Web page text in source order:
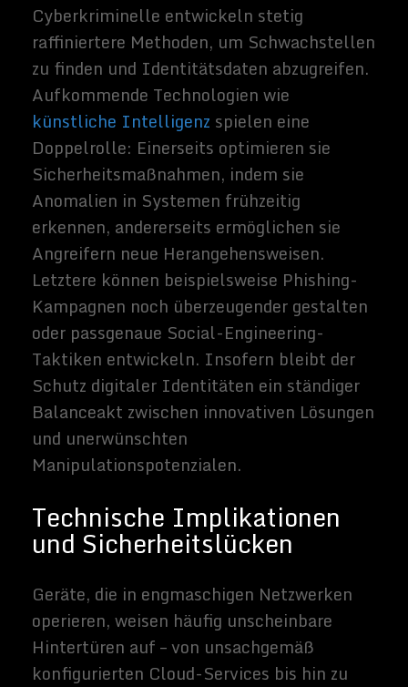
Anwendungsmöglichkeiten
Immer mehr Lebensbereiche lassen sich
durch fortschrittliche Identitätslösungen
miteinander verweben. Perspektiven für die
Zukunft reichen von ortsunabhängigen
Gesundheitssystemen bis hin zu virtuellen
Messen, bei denen sich
Registrierungsverfahren in Echtzeit
durchführen lassen. Legaltech-
Plattformen nutzen bereits Blockchain-
Technologien, um notarielle Dokumente
digital abzusichern und rechtsverbindliche
Signaturen zu erleichtern. Gleichzeitig
können solche Technologien im
Mobilitätsbereich das digitale
Führerschein-Management revolutionieren,
indem Behördengänge reduziert und
Abläufe vereinfacht werden. Als
Nebeneffekt eröffnet sich die Option,
grenzüberschreitende Kollaborationen
eleganter zu gestalten und Unternehmen
mithilfe automatisierter Prozesse zu
entlasten. So entstehen Szenarien, in
denen nicht nur eine effizientere Logistik,
Nachverfolgbarkeit von Dokumenten
umgesetzt wird. Hinzu kommen potenzielle
Projekte im Bildungsbereich, in denen
werden, ohne auf gedruckte Kopien
angewiesen zu sein.
Hybridwelten und die Rolle
der digitalen Identität